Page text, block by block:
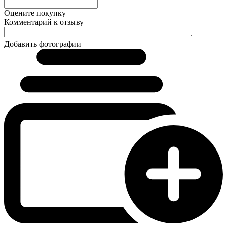
Оцените покупку
Комментарий к отзыву
Добавить фотографии